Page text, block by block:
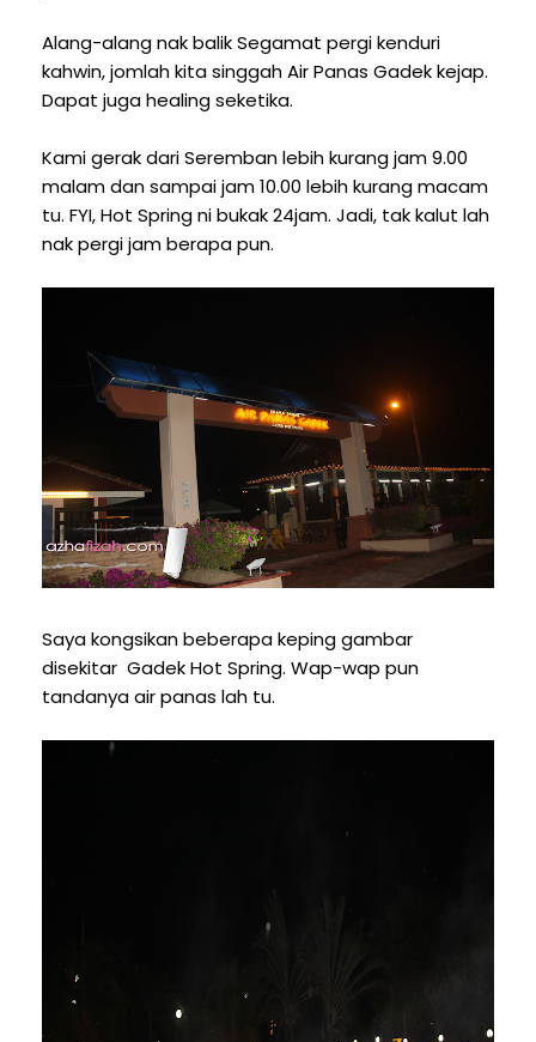
Alang-alang nak balik Segamat pergi kenduri
kahwin, jomlah kita singgah Air Panas Gadek kejap.
Dapat juga healing seketika.
Kami gerak dari Seremban lebih kurang jam 9.00
malam dan sampai jam 10.00 lebih kurang macam
tu. FYI, Hot Spring ni bukak 24jam. Jadi, tak kalut lah
nak pergi jam berapa pun.
Saya kongsikan beberapa keping gambar
disekitar Gadek Hot Spring. Wap-wap pun
tandanya air panas lah tu.